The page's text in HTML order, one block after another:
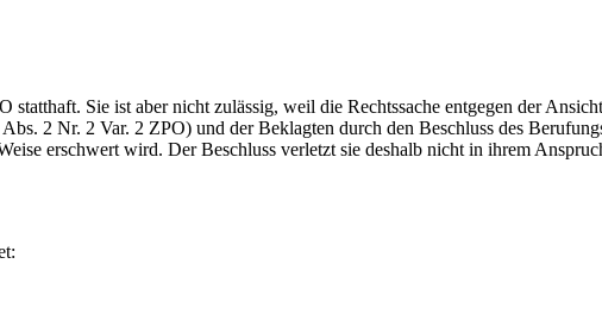
Sie ist aber nicht zulässig, weil die Rechtssache entgegen der
2 Nr. 2 Var. 2 ZPO) und der Beklagten durch den Beschluss des
erschwert wird. Der Beschluss verletzt sie deshalb nicht in ihrem